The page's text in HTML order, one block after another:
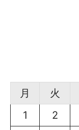
月
火
1
2